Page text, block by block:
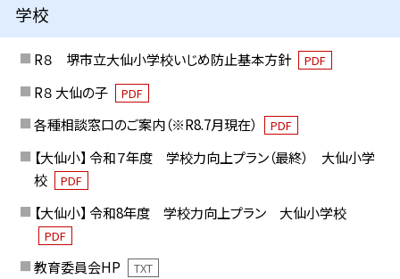
学校
R８ 堺市立大仙小学校いじめ防止基本方針 PDF
R８ 大仙の子 PDF
各種相談窓口のご案内（※R8.7月現在） PDF
【大仙小】 令和７年度 学校力向上プラン（最終） 大仙小学
校
PDF
【大仙小】 令和8年度 学校力向上プラン 大仙小学校
PDF
教育委員会HP TXT